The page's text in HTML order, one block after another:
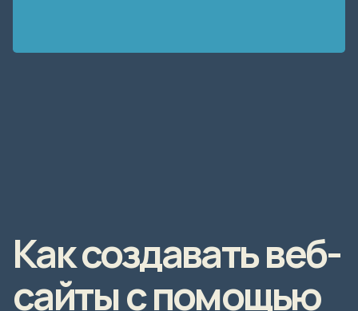
Как создавать веб-
сайты с помощью